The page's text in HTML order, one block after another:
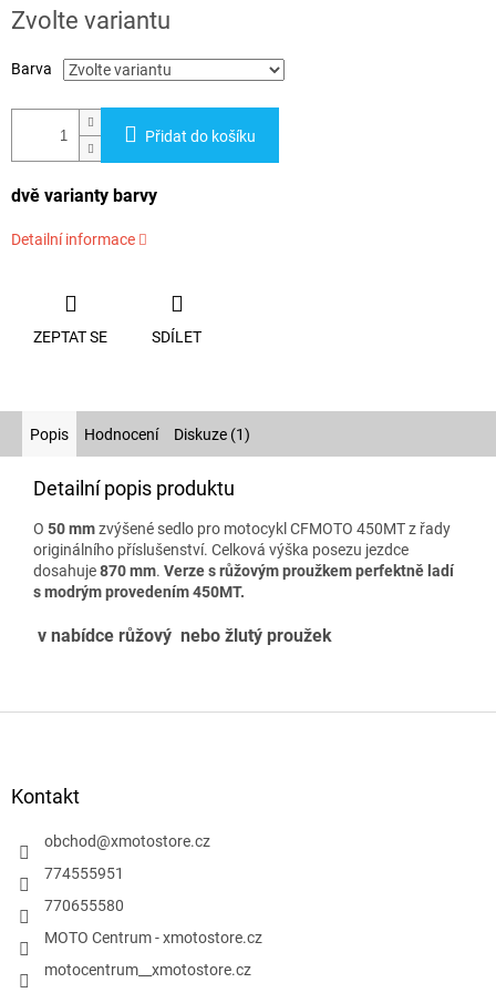
cena:
Zvolte variantu
Barva
Přidat do košíku
dvě varianty barvy
Detailní informace
ZEPTAT SE SDÍLET
Popis Hodnocení Diskuze (1)
Detailní popis produktu
O 50 mmzvýšené sedlo pro motocykl CFMOTO 450MT z řady
originálního příslušenství. Celková výška posezu jezdce
dosahuje870 mm. Verze s růžovým proužkem perfektně ladí
s modrým provedením 450MT.
v nabídce růžový nebo žlutý proužek
Kontakt
obchod@xmotostore.cz
774555951
770655580
MOTO Centrum - xmotostore.cz
motocentrum__xmotostore.cz